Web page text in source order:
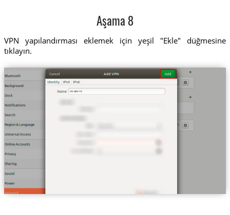
Aşama 8
VPN yapılandırması eklemek için yeşil "Ekle" düğmesine
tıklayın.
us-apv.tz